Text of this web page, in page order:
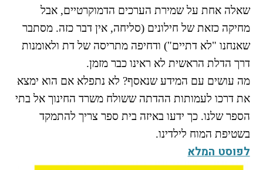
המדריך להורה החילוני
המדריך למורה: תרבות
יהודית-ישראלית
כל הכתבות
הרשמה לעדכונים
מן התקשורת
שאלה אחת על שמירת הערכים הדמוקרטיים, אבל
מחיקה כזאת של חילונים (סליחה, אין דבר כזה. מסתבר
שאנחנו "לא דתיים") ודחיפה מתריסה של דת ולאומנות
דרך הדלת הראשית לא ראינו כבר מזמן.
מה עושים עם המידע שנאסף? לא נתפלא אם הוא ימצא
את דרכו לעמותות ההדתה ששולח משרד החינוך אל בתי
הספר שלנו. כך ידעו באיזה בית ספר צריך להתמקד
בשטיפת המוח לילדינו.
לפוסט המלא